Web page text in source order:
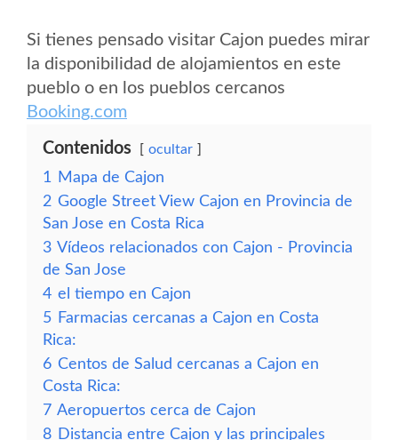
Si tienes pensado visitar Cajon puedes mirar
la disponibilidad de alojamientos en este
pueblo o en los pueblos cercanos
Booking.com
Contenidos ocultar
1
Mapa de Cajon
2 Google Street View Cajon en Provincia de
San Jose en Costa Rica
3 Vídeos relacionados con Cajon - Provincia
de San Jose
4 el tiempo en Cajon
5 Farmacias cercanas a Cajon en Costa
Rica:
6 Centos de Salud cercanas a Cajon en
Costa Rica:
7 Aeropuertos cerca de Cajon
8 Distancia entre Cajon y las principales